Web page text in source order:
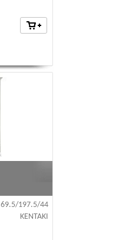
69.5/197.5/44
KENTAKI